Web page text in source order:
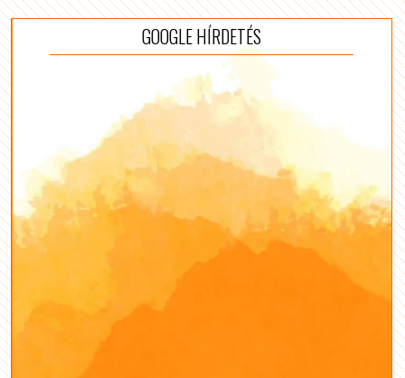
GOOGLE HÍRDETÉS